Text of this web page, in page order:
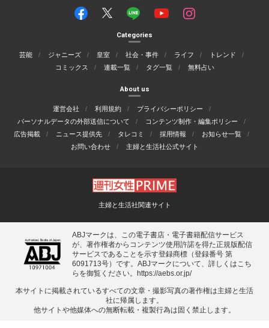
Categories
芸能 ジャニーズ 皇室 社会・事件 ライフ
トレンド
コミックス
連載一覧 タグ一覧 無料占い
About us
運営会社 利用規約
プライバシーポリシー
パーソナルデータの外部送信について
コンテンツ制作・編集ポリシー
広告掲載
ニュース提供先 タレコミ 採用情報
お知らせ一覧
お問い合わせ
主婦と生活社公式サイト
主婦と生活社関連サイト
ABJマークは、この電子書店・電子書籍配信サービス
が、著作権者からコンテンツ使用許諾を得た正規版配信
サービスであることを示す登録商標（登録番号 第
6091713号）です。ABJマークについて、詳しくはこち
らを御覧ください。
https://aebs.or.jp/
本サイトに掲載されているすべての⽂章・撮影写真の著作権は主婦と⽣活
社に帰属します。
他サイトや他媒体への無断転載・複製⾏為は固く禁⽌します。